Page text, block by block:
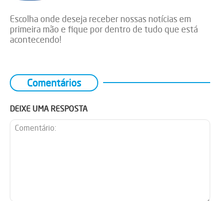
Escolha onde deseja receber nossas notícias em
primeira mão e fique por dentro de tudo que está
acontecendo!
Comentários
DEIXE UMA RESPOSTA